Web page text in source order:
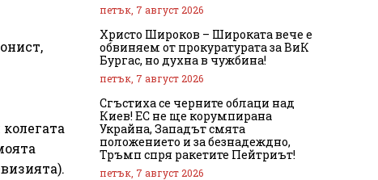
петък, 7 август 2026
Христо Широков – Широката вече е
обвиняем от прокуратурата за ВиК
Бургас, но духна в чужбина!
петък, 7 август 2026
Сгъстиха се черните облаци над
Киев! ЕС не ще корумпирана
Украйна, Западът смята
положението и за безнадеждно,
Тръмп спря ракетите Пейтриът!
петък, 7 август 2026